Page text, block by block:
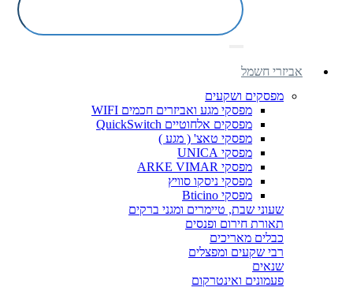
אביזרי חשמל
מפסקים ושקעים
מפסקי מגע ואביזרים חכמים WIFI
מפסקים אלחוטיים QuickSwitch
מפסקי טאצ' ( מגע )
מפסקי UNICA
מפסקי ARKE VIMAR
מפסקי ניסקו סוויץ
מפסקי Bticino
שעוני שבת, טיימרים ומגני ברקים
תאורת חירום ופנסים
כבלים מאריכים
רבי שקעים ומפצלים
שנאים
פעמונים ואינטרקום